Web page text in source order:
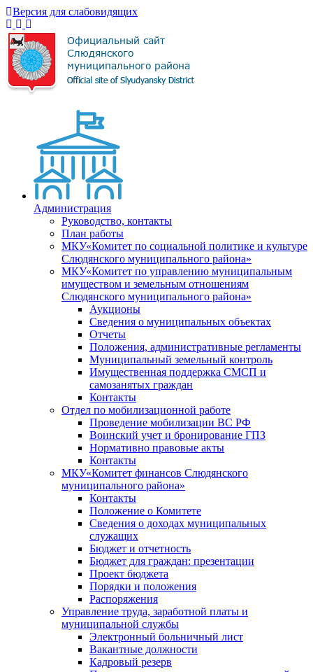
Версия для слабовидящих
Администрация
Руководство, контакты
План работы
МКУ«Комитет по социальной политике и культуре
Слюдянского муниципального района»
МКУ«Комитет по управлению муниципальным
имуществом и земельным отношениям
Слюдянского муниципального района»
Аукционы
Сведения о муниципальных объектах
Отчеты
Положения, административные регламенты
Муниципальный земельный контроль
Имущественная поддержка СМСП и
самозанятых граждан
Контакты
Отдел по мобилизационной работе
Проведение мобилизации ВС РФ
Воинский учет и бронирование ГПЗ
Нормативно правовые акты
Контакты
МКУ«Комитет финансов Слюдянского
муниципального района»
Контакты
Положение о Комитете
Сведения о доходах муниципальных
служащих
Бюджет и отчетность
Бюджет для граждан: презентации
Проект бюджета
Порядки и положения
Распоряжения
Управление труда, заработной платы и
муниципальной службы
Электронный больничный лист
Вакантные должности
Кадровый резерв